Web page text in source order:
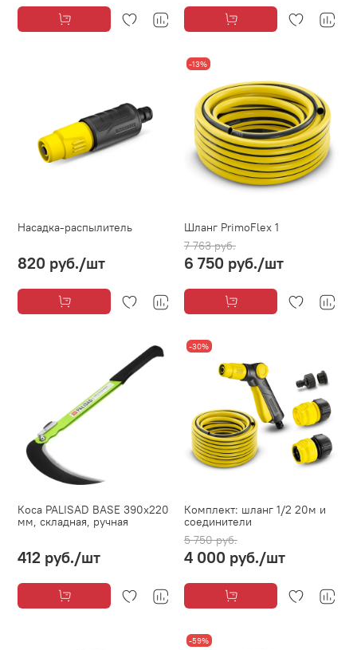
Насадка-распылитель
820 руб./шт
-13%
Шланг PrimoFlex 1
7 763 руб.
6 750 руб./шт
Коса PALISAD BASE 390х220
мм, складная, ручная
412 руб./шт
-30%
Комплект: шланг 1/2 20м и
соединители
5 750 руб.
4 000 руб./шт
-59%